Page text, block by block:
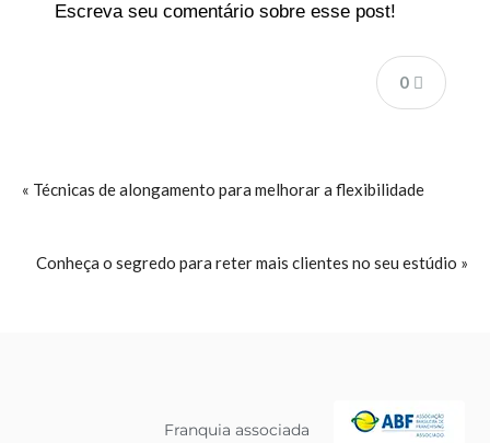
Escreva seu comentário sobre esse post!
0
« Técnicas de alongamento para melhorar a flexibilidade
Conheça o segredo para reter mais clientes no seu estúdio »
Franquia associada